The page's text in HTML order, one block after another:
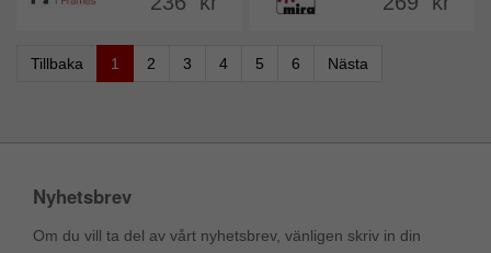
Tillbaka 1 2 3 4 5 6 Nästa
Nyhetsbrev
Om du vill ta del av vårt nyhetsbrev, vänligen skriv in din